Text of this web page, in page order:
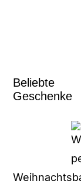
Beliebte
Geschenke